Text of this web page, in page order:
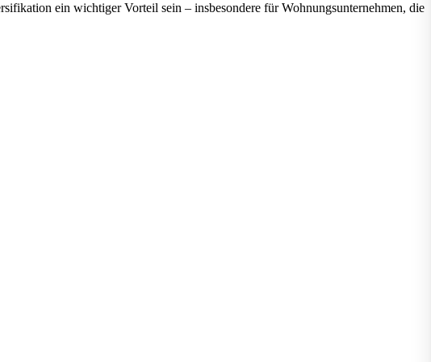
ein wichtiger Vorteil sein – insbesondere für Wohnungsunternehmen, die